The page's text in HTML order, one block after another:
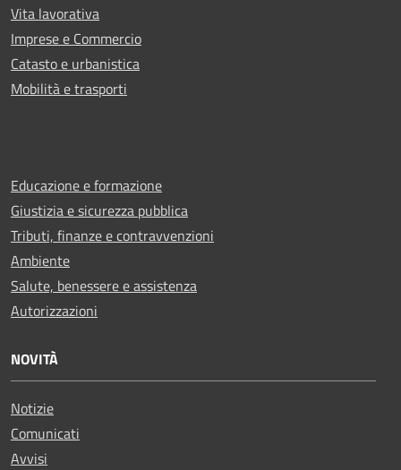
Vita lavorativa
Imprese e Commercio
Catasto e urbanistica
Mobilità e trasporti
Educazione e formazione
Giustizia e sicurezza pubblica
Tributi, finanze e contravvenzioni
Ambiente
Salute, benessere e assistenza
Autorizzazioni
NOVITÀ
Notizie
Comunicati
Avvisi